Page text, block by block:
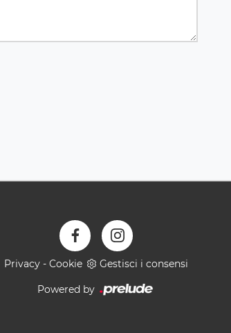
Privacy - Cookie Gestisci i consensi
Powered by